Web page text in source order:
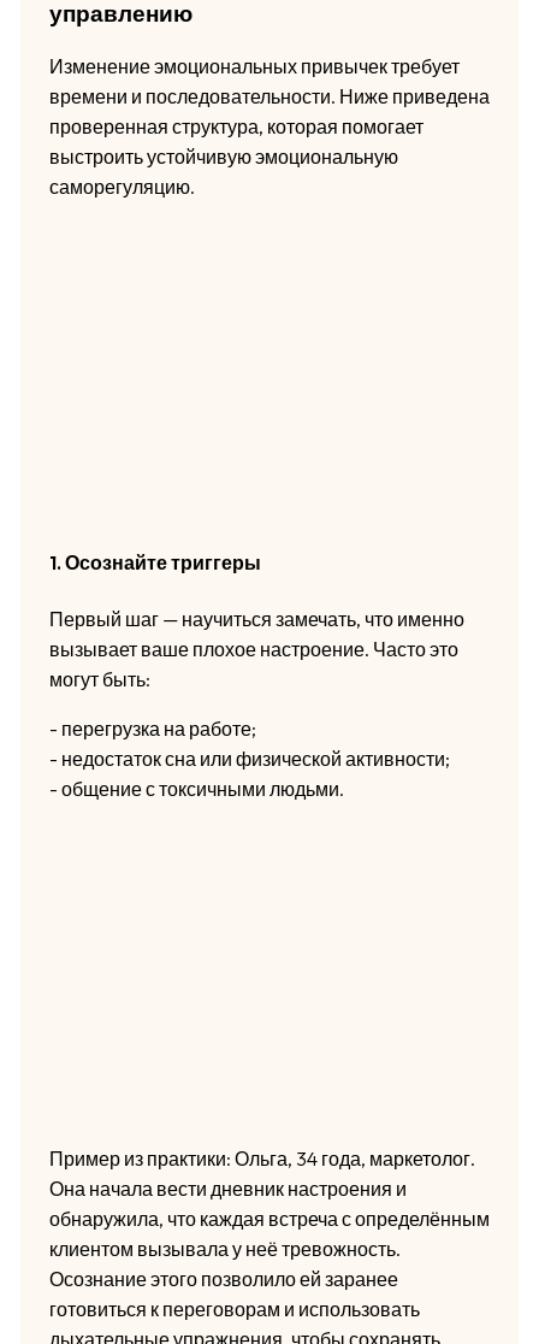
управлению
Изменение эмоциональных привычек требует
времени и последовательности. Ниже приведена
проверенная структура, которая помогает
выстроить устойчивую эмоциональную
саморегуляцию.
1. Осознайте триггеры
Первый шаг — научиться замечать, что именно
вызывает ваше плохое настроение. Часто это
могут быть:
- перегрузка на работе;
- недостаток сна или физической активности;
- общение с токсичными людьми.
Пример из практики: Ольга, 34 года, маркетолог.
Она начала вести дневник настроения и
обнаружила, что каждая встреча с определённым
клиентом вызывала у неё тревожность.
Осознание этого позволило ей заранее
готовиться к переговорам и использовать
дыхательные упражнения, чтобы сохранять